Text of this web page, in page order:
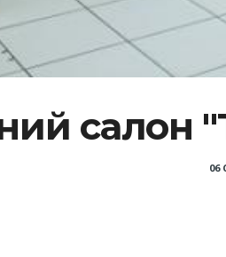
салон
06